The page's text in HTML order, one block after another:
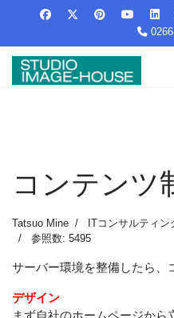
コンテンツ
Tatsuo Mine ITコンサルティン
参照数: 5495
サーバー環境を整備したら、
デザイン
まず自社のホームページか